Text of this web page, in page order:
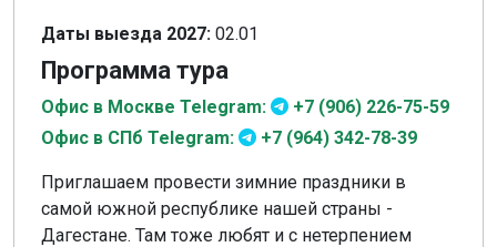
Даты выезда 2027: 02.01
Программа тура
Офис в Москве Telegram:
+7 (906) 226-75-59
Офис в СПб Telegram:
+7 (964) 342-78-39
Приглашаем провести зимние праздники в
самой южной республике нашей страны -
Дагестане. Там тоже любят и с нетерпением